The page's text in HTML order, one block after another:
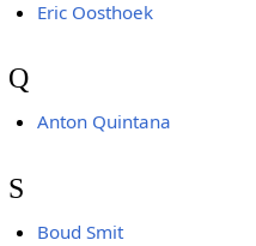
Eric Oosthoek
Q
Anton Quintana
S
Boud Smit